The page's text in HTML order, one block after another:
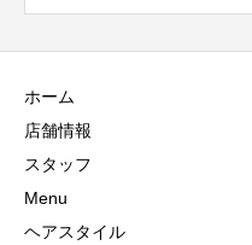
ホーム
店舗情報
スタッフ
Menu
ヘアスタイル